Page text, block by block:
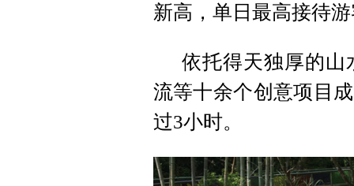
新高，单日最高接待
依托得天独厚的山
流等十余个创意项目
过3小时。